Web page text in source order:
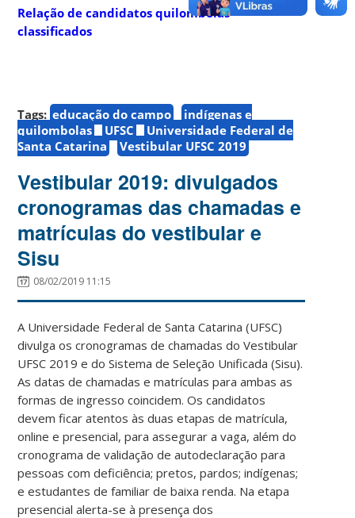
Relação de candidatos quilombolas
classificados
Tags: educação do campo
indígenas e
quilombolas
UFSC
Universidade Federal de
Santa Catarina
Vestibular UFSC 2019
Vestibular 2019: divulgados
cronogramas das chamadas e
matrículas do vestibular e
Sisu
08/02/2019 11:15
A Universidade Federal de Santa Catarina (UFSC)
divulga os cronogramas de chamadas do Vestibular
UFSC 2019 e do Sistema de Seleção Unificada (Sisu).
As datas de chamadas e matrículas para ambas as
formas de ingresso coincidem. Os candidatos
devem ficar atentos às duas etapas de matrícula,
online e presencial, para assegurar a vaga, além do
cronograma de validação de autodeclaração para
pessoas com deficiência; pretos, pardos; indígenas;
e estudantes de familiar de baixa renda. Na etapa
presencial alerta-se à presença dos